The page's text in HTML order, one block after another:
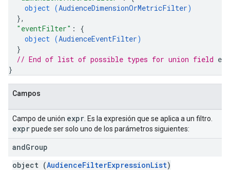
object (AudienceDimensionOrMetricFilter)
},
"eventFilter" : {
object (AudienceEventFilter)
}
// End of list of possible types for union field
}
Campos
Campo de unión expr . Es la expresión que se aplica a un filtro.
exprpuede ser solo uno de los parámetros siguientes:
andGroup
object (AudienceFilterExpressionList)